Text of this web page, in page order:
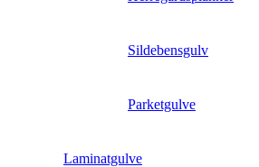
Sildebensgulv
Parketgulve
Laminatgulve